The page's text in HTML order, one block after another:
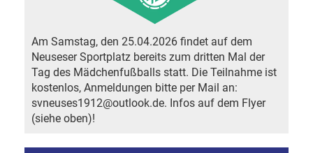
Am Samstag, den 25.04.2026 findet auf dem
Neuseser Sportplatz bereits zum dritten Mal der
Tag des Mädchenfußballs statt. Die Teilnahme ist
kostenlos, Anmeldungen bitte per Mail an:
svneuses1912@outlook.de. Infos auf dem Flyer
(siehe oben)!